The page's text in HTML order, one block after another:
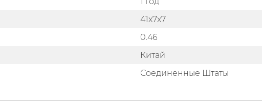
41x7x7
0.46
Китай
Соединенные Штаты